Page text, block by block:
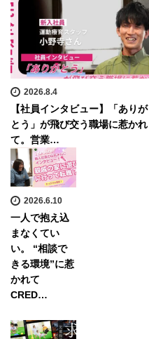
2026.8.4
【社員インタビュー】「ありが
とう」が飛び交う職場に惹かれ
て。営業…
2026.6.10
一人で抱え込
まなくてい
い。 “相談で
きる環境”に惹
かれて
CRED…